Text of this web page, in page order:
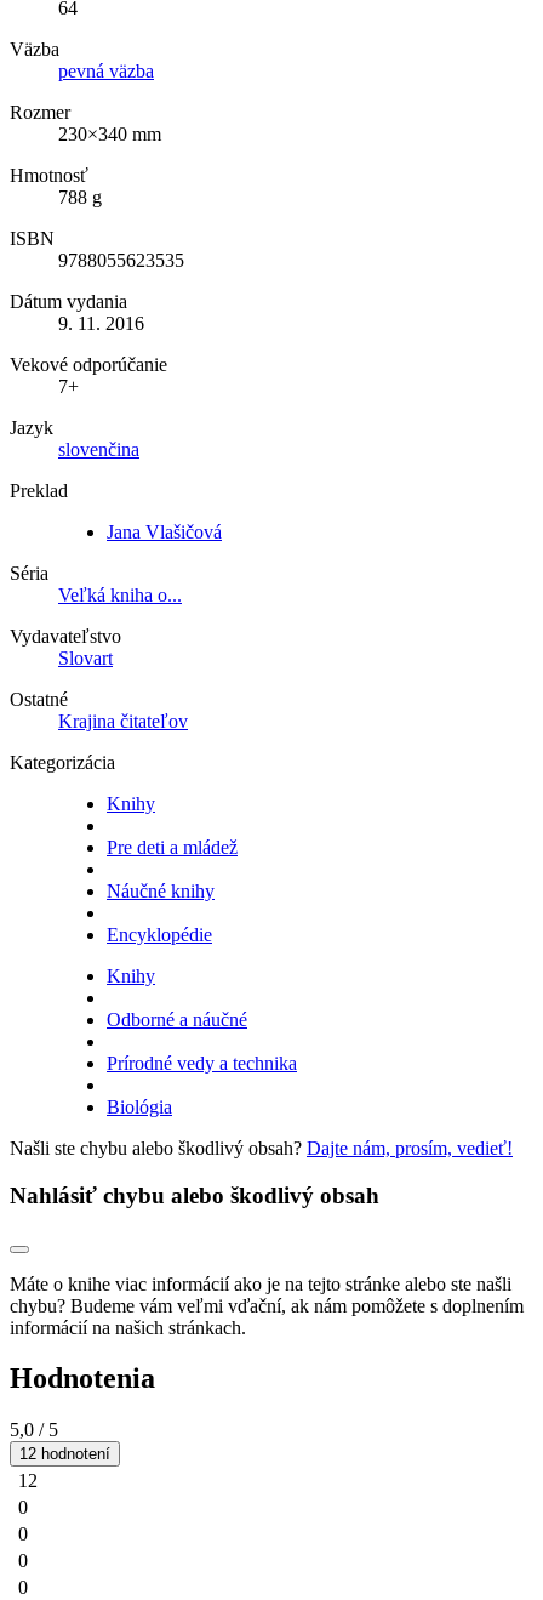
64
Väzba
pevná väzba
Rozmer
230×340 mm
Hmotnosť
788 g
ISBN
9788055623535
Dátum vydania
9. 11. 2016
Vekové odporúčanie
7+
Jazyk
slovenčina
Preklad
Jana Vlašičová
Séria
Veľká kniha o...
Vydavateľstvo
Slovart
Ostatné
Krajina čitateľov
Kategorizácia
Knihy
Pre deti a mládež
Náučné knihy
Encyklopédie
Knihy
Odborné a náučné
Prírodné vedy a technika
Biológia
Našli ste chybu alebo škodlivý obsah? Dajte nám, prosím, vedieť!
Nahlásiť chybu alebo škodlivý obsah
Máte o knihe viac informácií ako je na tejto stránke alebo ste našli
chybu? Budeme vám veľmi vďační, ak nám pomôžete s doplnením
informácií na našich stránkach.
Hodnotenia
5,0 / 5
12 hodnotení
12
0
0
0
0